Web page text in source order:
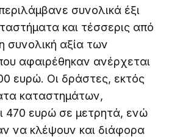
συνολικά έξι
και τέσσερις από
συνολική αξία των
αφαιρέθηκαν ανέρχεται
ευρώ. Οι δράστες, εκτός
καταστημάτων,
470 ευρώ σε μετρητά, ενώ
να κλέψουν και διάφορα